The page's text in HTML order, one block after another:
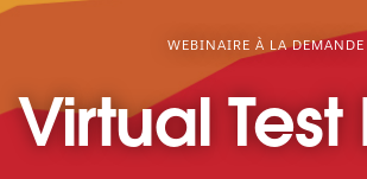
WEBINAIRE À LA DEMANDE
Virtual Test